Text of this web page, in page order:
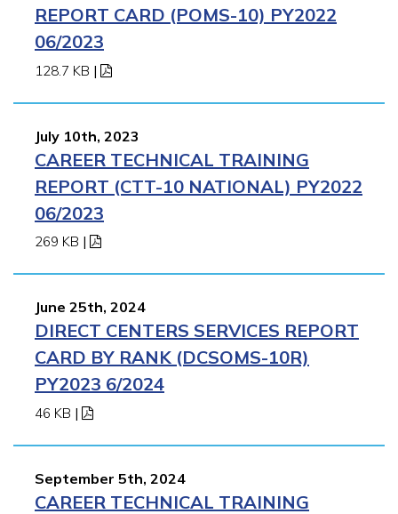
REPORT CARD (POMS-10) PY2022
06/2023
128.7 KB |
July 10th, 2023
CAREER TECHNICAL TRAINING
REPORT (CTT-10 NATIONAL) PY2022
06/2023
269 KB |
June 25th, 2024
DIRECT CENTERS SERVICES REPORT
CARD BY RANK (DCSOMS-10R)
PY2023 6/2024
46 KB |
September 5th, 2024
CAREER TECHNICAL TRAINING